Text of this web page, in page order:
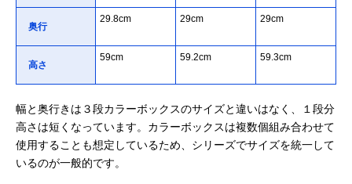
奥行
29.8cm 29cm 29cm
高さ
59cm 59.2cm 59.3cm
幅と奥行きは３段カラーボックスのサイズと違いはなく、１段分
高さは短くなっています。カラーボックスは複数個組み合わせて
使用することも想定しているため、シリーズでサイズを統一して
いるのが一般的です。